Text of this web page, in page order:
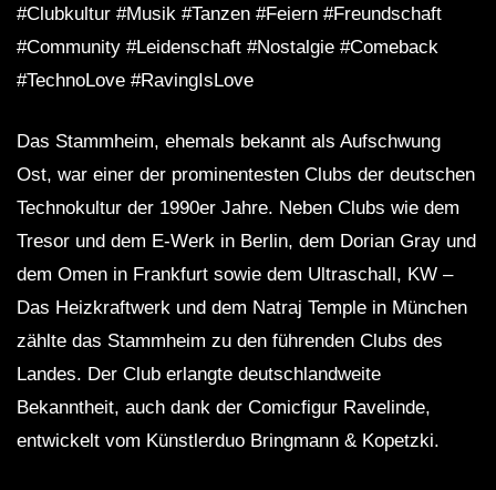
#Clubkultur #Musik #Tanzen #Feiern #Freundschaft
#Community #Leidenschaft #Nostalgie #Comeback
#TechnoLove #RavingIsLove
Das Stammheim, ehemals bekannt als Aufschwung
Ost, war einer der prominentesten Clubs der deutschen
Technokultur der 1990er Jahre. Neben Clubs wie dem
Tresor und dem E-Werk in Berlin, dem Dorian Gray und
dem Omen in Frankfurt sowie dem Ultraschall, KW –
Das Heizkraftwerk und dem Natraj Temple in München
zählte das Stammheim zu den führenden Clubs des
Landes. Der Club erlangte deutschlandweite
Bekanntheit, auch dank der Comicfigur Ravelinde,
entwickelt vom Künstlerduo Bringmann & Kopetzki.